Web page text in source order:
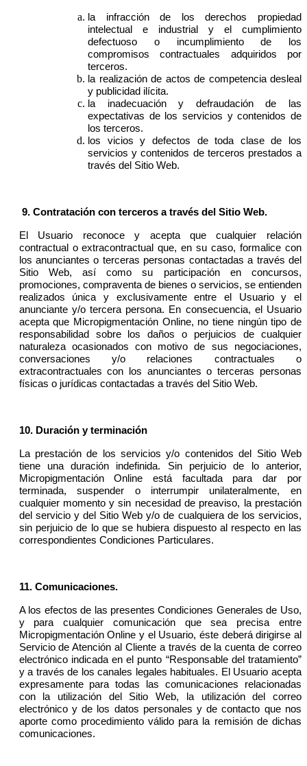
la infracción de los derechos propiedad
intelectual e industrial y el cumplimiento
defectuoso o incumplimiento de los
compromisos contractuales adquiridos por
terceros.
la realización de actos de competencia desleal
y publicidad ilícita.
la inadecuación y defraudación de las
expectativas de los servicios y contenidos de
los terceros.
los vicios y defectos de toda clase de los
servicios y contenidos de terceros prestados a
través del Sitio Web.
9. Contratación con terceros a través del Sitio Web.
El Usuario reconoce y acepta que cualquier relación
contractual o extracontractual que, en su caso, formalice con
los anunciantes o terceras personas contactadas a través del
Sitio Web, así como su participación en concursos,
promociones, compraventa de bienes o servicios, se entienden
realizados única y exclusivamente entre el Usuario y el
anunciante y/o tercera persona. En consecuencia, el Usuario
acepta que Micropigmentación Online, no tiene ningún tipo de
responsabilidad sobre los daños o perjuicios de cualquier
naturaleza ocasionados con motivo de sus negociaciones,
conversaciones y/o relaciones contractuales o
extracontractuales con los anunciantes o terceras personas
físicas o jurídicas contactadas a través del Sitio Web.
10. Duración y terminación
La prestación de los servicios y/o contenidos del Sitio Web
tiene una duración indefinida. Sin perjuicio de lo anterior,
Micropigmentación Online está facultada para dar por
terminada, suspender o interrumpir unilateralmente, en
cualquier momento y sin necesidad de preaviso, la prestación
del servicio y del Sitio Web y/o de cualquiera de los servicios,
sin perjuicio de lo que se hubiera dispuesto al respecto en las
correspondientes Condiciones Particulares.
11. Comunicaciones.
A los efectos de las presentes Condiciones Generales de Uso,
y para cualquier comunicación que sea precisa entre
Micropigmentación Online y el Usuario, éste deberá dirigirse al
Servicio de Atención al Cliente a través de la cuenta de correo
electrónico indicada en el punto “Responsable del tratamiento”
y a través de los canales legales habituales. El Usuario acepta
expresamente para todas las comunicaciones relacionadas
con la utilización del Sitio Web, la utilización del correo
electrónico y de los datos personales y de contacto que nos
aporte como procedimiento válido para la remisión de dichas
comunicaciones.